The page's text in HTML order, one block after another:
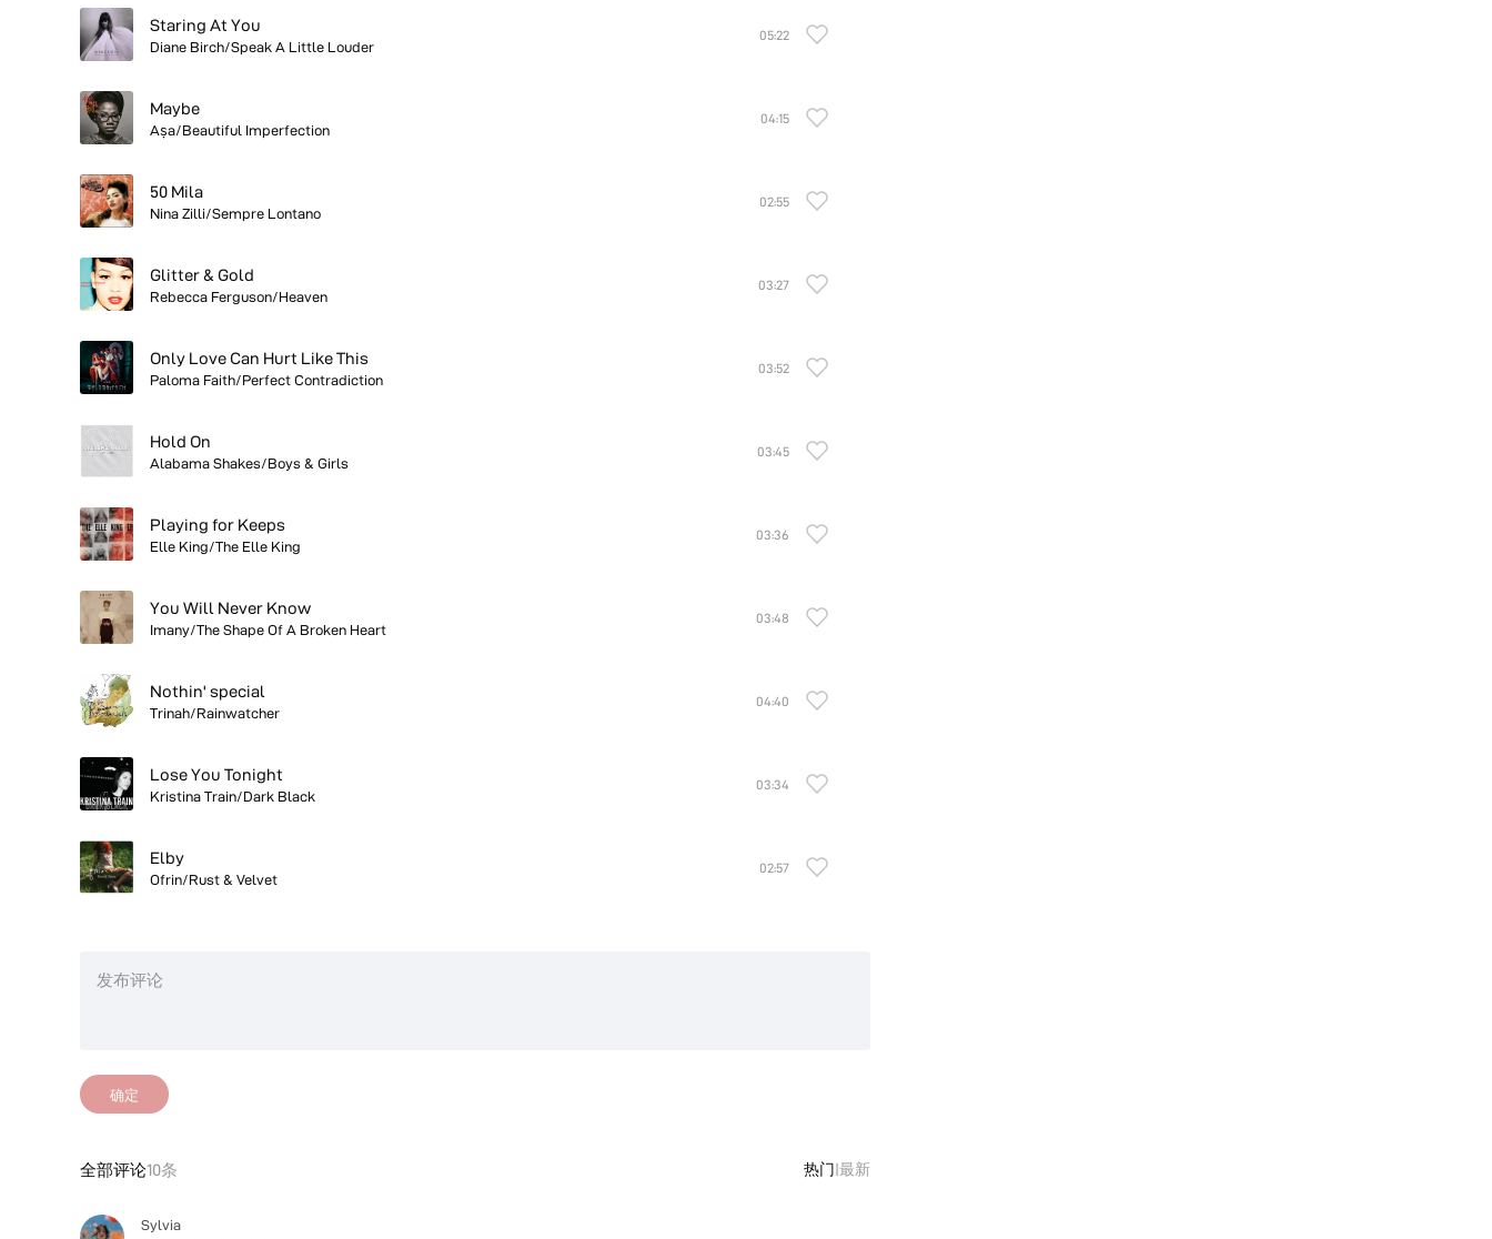
Staring At You
Diane Birch/Speak A Little Louder
05:22
Maybe
Aṣa/Beautiful Imperfection
04:15
50 Mila
Nina Zilli/Sempre Lontano
02:55
Glitter & Gold
Rebecca Ferguson/Heaven
03:27
Only Love Can Hurt Like This
Paloma Faith/Perfect Contradiction
03:52
Hold On
Alabama Shakes/Boys & Girls
03:45
Playing for Keeps
Elle King/The Elle King
03:36
You Will Never Know
Imany/The Shape Of A Broken Heart
03:48
Nothin' special
Trinah/Rainwatcher
04:40
Lose You Tonight
Kristina Train/Dark Black
03:34
Elby
Ofrin/Rust & Velvet
02:57
确定
全部评论10条 热门|最新
Sylvia